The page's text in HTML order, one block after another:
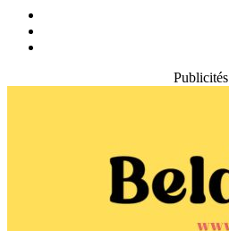
Publicités